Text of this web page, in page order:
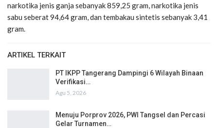
narkotika jenis ganja sebanyak 859,25 gram, narkotika jenis
sabu seberat 94,64 gram, dan tembakau sintetis sebanyak 3,41
gram.
ARTIKEL TERKAIT
PT IKPP Tangerang Dampingi 6 Wilayah Binaan
Verifikasi…
Agu 5, 2026
Menuju Porprov 2026, PWI Tangsel dan Percasi
Gelar Turnamen…